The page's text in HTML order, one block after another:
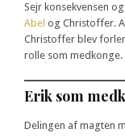
Sejr konsekvensen
Abel og Christoffer.
Christoffer blev
rolle som medkonge.
Erik som
Delingen af magten